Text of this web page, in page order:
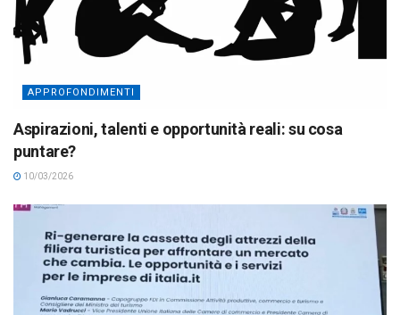
APPROFONDIMENTI
Aspirazioni, talenti e opportunità reali: su cosa
puntare?
10/03/2026